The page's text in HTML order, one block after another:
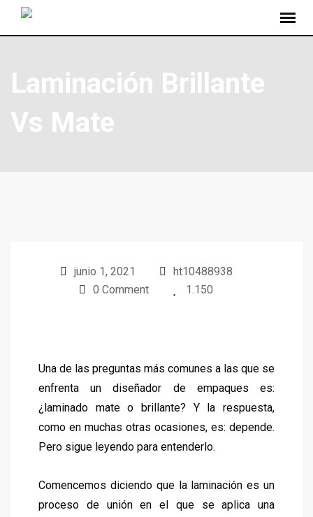
Laminación Brillante
Vs Mate
junio 1, 2021
ht10488938
0 Comment
1.150
Una de las preguntas más comunes a las que se
enfrenta un diseñador de empaques es:
¿laminado mate o brillante? Y la respuesta,
como en muchas otras ocasiones, es: depende.
Pero sigue leyendo para entenderlo.
Comencemos diciendo que la laminación es un
proceso de unión en el que se aplica una